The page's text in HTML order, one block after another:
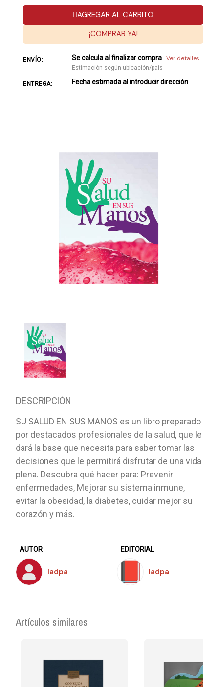
DESCRIPCIÓN
SU SALUD EN SUS MANOS es un libro preparado
por destacados profesionales de la salud, que le
dará la base que necesita para saber tomar las
decisiones que le permitirá disfrutar de una vida
plena. Descubra qué hacer para: Prevenir
enfermedades, Mejorar su sistema inmune,
evitar la obesidad, la diabetes, cuidar mejor su
corazón y más.
AUTOR
Iadpa
EDITORIAL
Iadpa
Artículos similares
AGREGAR AL CARRITO
¡COMPRAR YA!
ENVÍO: Se calcula al finalizar compra Ver detalles
Estimación según ubicación/país
ENTREGA: Fecha estimada al introducir dirección